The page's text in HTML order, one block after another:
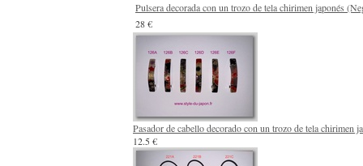
Pulsera decorada con un trozo de tela chirimen japonés
28 €
Pasador de cabello decorado con un trozo de tela chirimen
12.5 €